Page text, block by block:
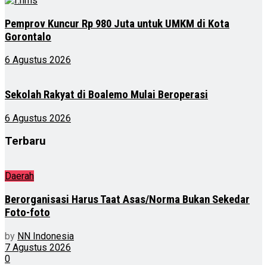
Pemprov Kuncur Rp 980 Juta untuk UMKM di Kota
Gorontalo
6 Agustus 2026
Sekolah Rakyat di Boalemo Mulai Beroperasi
6 Agustus 2026
Terbaru
Daerah
Berorganisasi Harus Taat Asas/Norma Bukan Sekedar
Foto-foto
by NN Indonesia
7 Agustus 2026
0